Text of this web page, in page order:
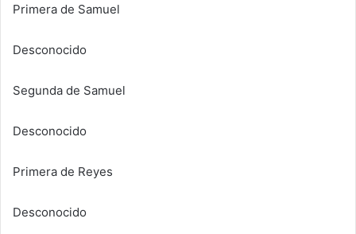
Primera de Samuel
Desconocido
Segunda de Samuel
Desconocido
Primera de Reyes
Desconocido